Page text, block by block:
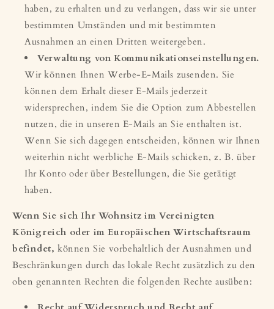
haben, zu erhalten und zu verlangen, dass wir sie unter
bestimmten Umständen und mit bestimmten
Ausnahmen an einen Dritten weitergeben.
Verwaltung von Kommunikationseinstellungen.
Wir können Ihnen Werbe-E-Mails zusenden. Sie
können dem Erhalt dieser E-Mails jederzeit
widersprechen, indem Sie die Option zum Abbestellen
nutzen, die in unseren E-Mails an Sie enthalten ist.
Wenn Sie sich dagegen entscheiden, können wir Ihnen
weiterhin nicht werbliche E-Mails schicken, z. B. über
Ihr Konto oder über Bestellungen, die Sie getätigt
haben.
Wenn Sie sich Ihr Wohnsitz im Vereinigten
Königreich oder im Europäischen Wirtschaftsraum
befindet, können Sie vorbehaltlich der Ausnahmen und
Beschränkungen durch das lokale Recht zusätzlich zu den
oben genannten Rechten die folgenden Rechte ausüben: